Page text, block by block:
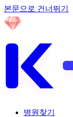
본문으로 건너뛰기
병원찾기